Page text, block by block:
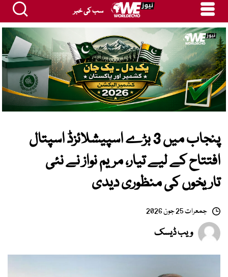
سب کی خبر
پنجاب میں 3 بڑے اسپیشلائزڈ اسپتال
افتتاح کے لیے تیار، مریم نواز نے نئی
تاریخوں کی منظوری دیدی
جمعرات 25 جون 2026
ویب ڈیسک